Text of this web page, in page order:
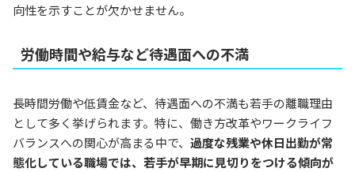
向性を示すことが欠かせません。
労働時間や給与など待遇面への不満
長時間労働や低賃金など、待遇面への不満も若手の離職理由
として多く挙げられます。特に、働き方改革やワークライフ
バランスへの関心が高まる中で、 過度な残業や休日出勤が常
態化している職場では、若手が早期に見切りをつける傾向が